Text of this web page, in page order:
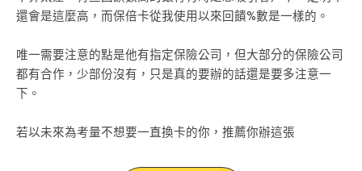
還會是這麼高，而保倍卡從我使用以來回饋%數是一樣的。
唯一需要注意的點是他有指定保險公司，但大部分的保險公司
都有合作，少部份沒有，只是真的要辦的話還是要多注意一
下。
若以未來為考量不想要一直換卡的你，推薦你辦這張